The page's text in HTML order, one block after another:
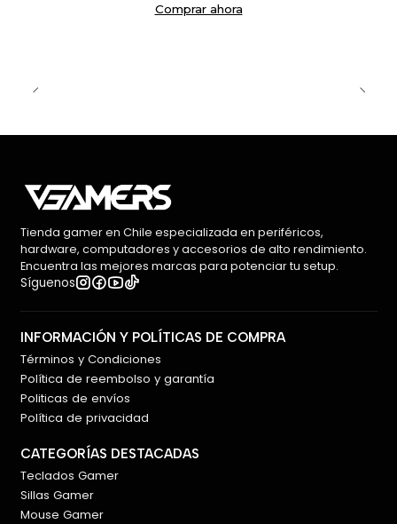
Comprar ahora
Tienda gamer en Chile especializada en periféricos,
hardware, computadores y accesorios de alto rendimiento.
Encuentra las mejores marcas para potenciar tu setup.
Síguenos
INFORMACIÓN Y POLÍTICAS DE COMPRA
Términos y Condiciones
Política de reembolso y garantía
Politicas de envíos
Política de privacidad
CATEGORÍAS DESTACADAS
Teclados Gamer
Sillas Gamer
Mouse Gamer